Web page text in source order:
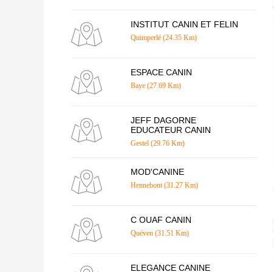
INSTITUT CANIN ET FELIN
Quimperlé (24.35 Km)
ESPACE CANIN
Baye (27.69 Km)
JEFF DAGORNE
EDUCATEUR CANIN
Gestel (29.76 Km)
MOD'CANINE
Hennebont (31.27 Km)
C OUAF CANIN
Quéven (31.51 Km)
ELEGANCE CANINE